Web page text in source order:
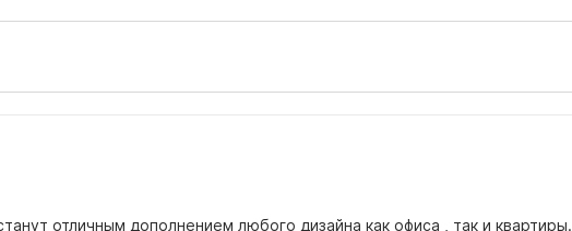
отличным дополнением любого дизайна как офиса , так и квартиры.